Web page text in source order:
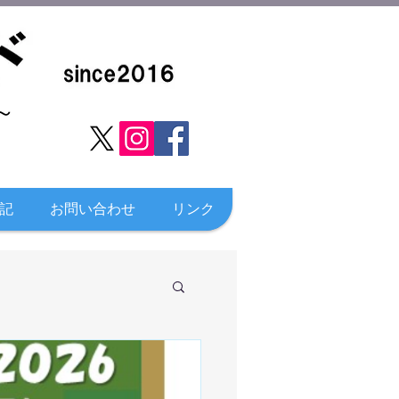
お問い合わせ リンク